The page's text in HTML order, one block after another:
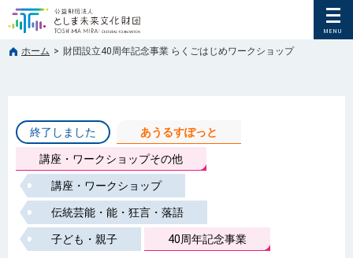
ホーム > 財団設立40周年記念事業 らくごはじめワークショップ
終了しました あうるすぽっと
講座・ワークショップその他
講座・ワークショップ
伝統芸能・能・狂言・落語
子ども・親子 40周年記念事業